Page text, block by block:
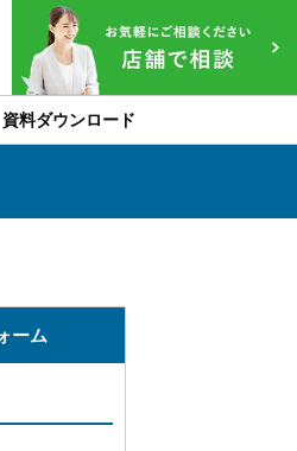
資料ダウンロード
ーム